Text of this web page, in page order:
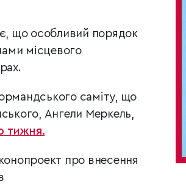
що особливий порядок
місцевого
саміту, що
Ангели Меркель,
тижня.
про внесення